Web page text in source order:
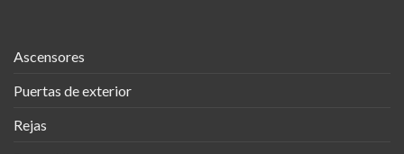
Ascensores
Puertas de exterior
Rejas